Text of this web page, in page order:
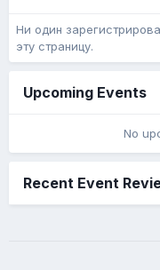
Ни один
эту страницу.
Upcoming Events
No
Recent Event